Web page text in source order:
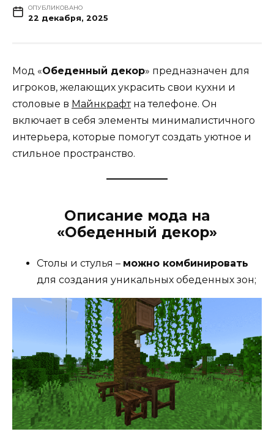
ОПУБЛИКОВАНО
22 декабря, 2025
Мод «Обеденный декор» предназначен для
игроков, желающих украсить свои кухни и
столовые в Майнкрафтна телефоне. Он
включает в себя элементы минималистичного
интерьера, которые помогут создать уютное и
стильное пространство.
Описание мода на
«Обеденный декор»
Столы и стулья – можно комбинировать
для создания уникальных обеденных зон;